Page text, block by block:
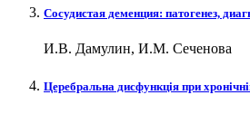
Сосудистая деменция: патогенез,
И.В. Дамулин, И.М. Сеченова
Церебральна дисфункція при